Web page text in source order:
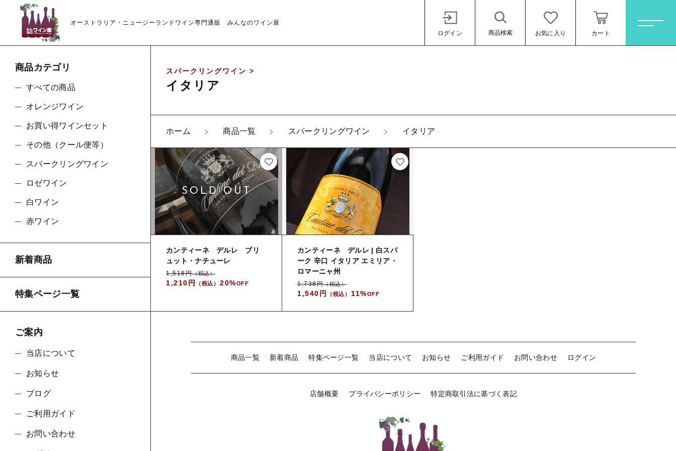
オーストラリア・ニュージーランドワイン専門通販 みんなのワイン屋
ログイン
商品検索 お気に入り カート
スパークリングワイン >
イタリア
ホーム 商品一覧 スパークリングワイン イタリア
カンティーネ デルレ ブリ
ュット・ナチューレ
1,518円（税込）
1,210円 （税込） 20%OFF
カンティーネ デルレ | 白スパ
ーク 辛口 イタリア エミリア・
ロマーニャ州
1,738円（税込）
1,540円 （税込） 11%OFF
商品一覧 新着商品 特集ページ一覧 当店について お知らせ ご利用ガイド お問い合わせ ログイン
店舗概要 プライバシーポリシー 特定商取引法に基づく表記
商品カテゴリ
すべての商品
オレンジワイン
お買い得ワインセット
その他（クール便等）
スパークリングワイン
ロゼワイン
白ワイン
赤ワイン
新着商品
特集ページ一覧
ご案内
当店について
お知らせ
ブログ
ご利用ガイド
お問い合わせ
お買い得ワインセット
子カテゴリ
～
その他
在庫あり